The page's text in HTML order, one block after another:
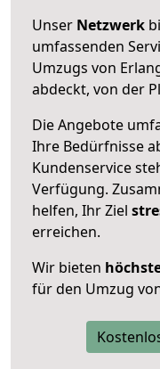
Unser Netzwerk
umfassenden
Umzugs von
abdeckt, von der
Die Angebote
Ihre Bedürfnisse
Kundenservice
Verfügung.
helfen, Ihr Ziel
erreichen.
Wir bieten
für den Umzug